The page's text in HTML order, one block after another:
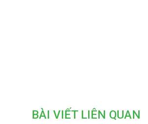
BÀI VIẾT LIÊN QUAN